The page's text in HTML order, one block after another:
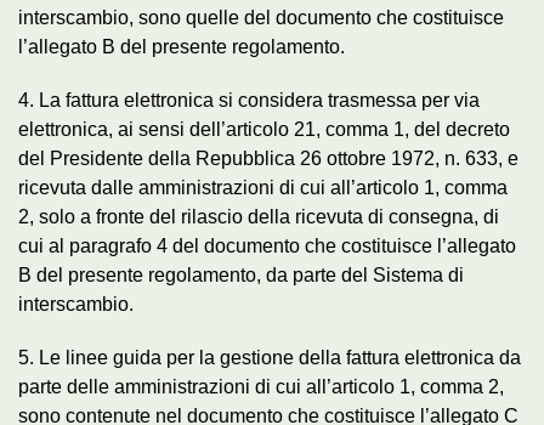
interscambio, sono quelle del documento che costituisce
l’allegato B del presente regolamento.
4. La fattura elettronica si considera trasmessa per via
elettronica, ai sensi dell’articolo 21, comma 1, del decreto
del Presidente della Repubblica 26 ottobre 1972, n. 633, e
ricevuta dalle amministrazioni di cui all’articolo 1, comma
2, solo a fronte del rilascio della ricevuta di consegna, di
cui al paragrafo 4 del documento che costituisce l’allegato
B del presente regolamento, da parte del Sistema di
interscambio.
5. Le linee guida per la gestione della fattura elettronica da
parte delle amministrazioni di cui all’articolo 1, comma 2,
sono contenute nel documento che costituisce l’allegato C